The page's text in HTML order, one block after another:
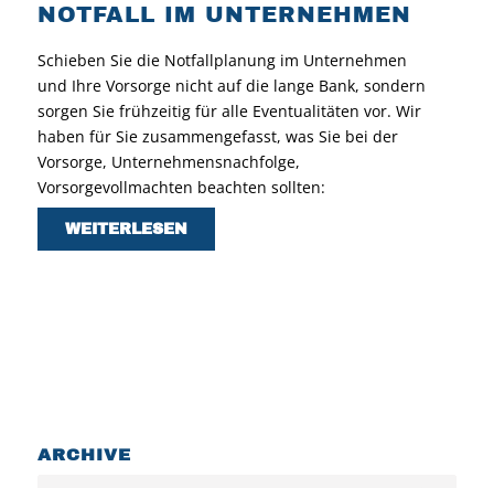
NOTFALL IM UNTERNEHMEN
Schieben Sie die Notfallplanung im Unternehmen
und Ihre Vorsorge nicht auf die lange Bank, sondern
sorgen Sie frühzeitig für alle Eventualitäten vor. Wir
haben für Sie zusammengefasst, was Sie bei der
Vorsorge, Unternehmensnachfolge,
Vorsorgevollmachten beachten sollten:
WEITERLESEN
ARCHIVE